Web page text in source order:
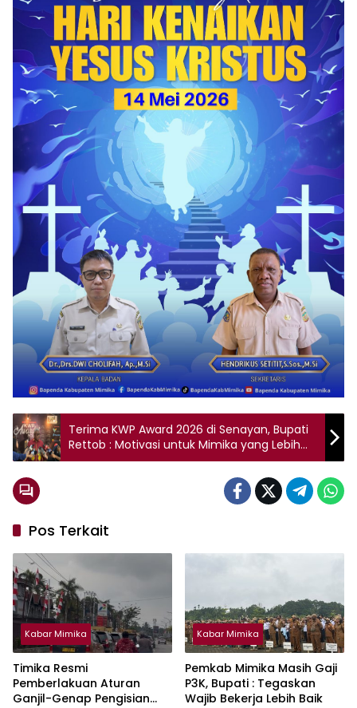
Terima KWP Award 2026 di Senayan, Bupati
Rettob : Motivasi untuk Mimika yang Lebih
Baik
Pos Terkait
Kabar Mimika
Timika Resmi
Pemberlakuan Aturan
Ganjil-Genap Pengisian
Kabar Mimika
Pemkab Mimika Masih Gaji
P3K, Bupati : Tegaskan
Wajib Bekerja Lebih Baik